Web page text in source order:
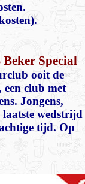
Special
ooit de
club met
Jongens,
wedstrijd
tijd. Op